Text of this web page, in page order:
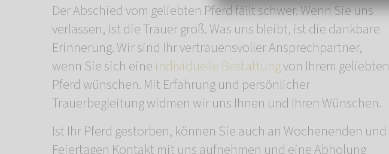
Der Abschied vom geliebten Pferd fällt schwer. Wenn Sie uns
verlassen, ist die Trauer groß. Was uns bleibt, ist die dankbare
Erinnerung. Wir sind Ihr vertrauensvoller Ansprechpartner,
wenn Sie sich eine individuelle Bestattungvon Ihrem geliebten
Pferd wünschen. Mit Erfahrung und persönlicher
Trauerbegleitung widmen wir uns Ihnen und Ihren Wünschen.
Ist Ihr Pferd gestorben, können Sie auch an Wochenenden und
Feiertagen Kontakt mit uns aufnehmen und eine Abholung